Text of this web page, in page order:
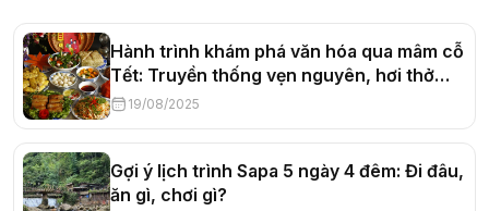
Hành trình khám phá văn hóa qua mâm cỗ
Tết: Truyền thống vẹn nguyên, hơi thở
đương đại
19/08/2025
Gợi ý lịch trình Sapa 5 ngày 4 đêm: Đi đâu,
ăn gì, chơi gì?